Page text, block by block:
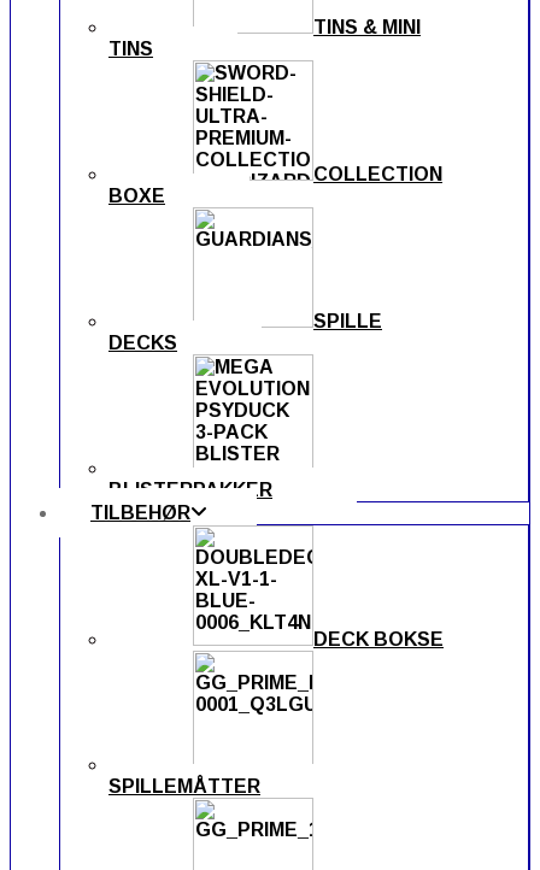
TINS & MINI
TINS
COLLECTION
BOXE
SPILLE
DECKS
BLISTERPAKKER
TILBEHØR
DECK BOKSE
SPILLEMÅTTER